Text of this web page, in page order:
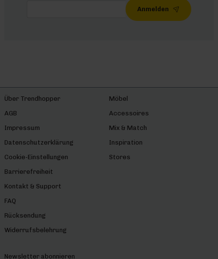
Anmelden
Über Trendhopper
AGB
Impressum
Datenschutzerklärung
Cookie-Einstellungen
Barrierefreiheit
Kontakt & Support
FAQ
Rücksendung
Widerrufsbelehrung
Möbel
Accessoires
Mix & Match
Inspiration
Stores
Newsletter abonnieren